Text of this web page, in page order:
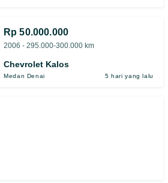
Rp 50.000.000
2006 - 295.000-300.000 km
Chevrolet Kalos
Medan Denai 5 hari yang lalu